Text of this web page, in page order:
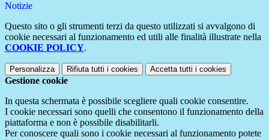
Notizie
Questo sito o gli strumenti terzi da questo utilizzati si avvalgono di
cookie necessari al funzionamento ed utili alle finalità illustrate nella
COOKIE POLICY.
Personalizza Rifiuta tutti i cookies Accetta tutti i cookies
Gestione cookie
In questa schermata è possibile scegliere quali cookie consentire.
I cookie necessari sono quelli che consentono il funzionamento della
piattaforma e non è possibile disabilitarli.
Per conoscere quali sono i cookie necessari al funzionamento potete